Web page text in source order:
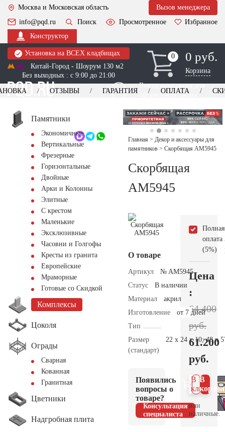
Москва и Московская область
Вызов менеджера
info@pqd.ru
Поиск Просмотренное
Избранное
Конструктор
Установка на ВСЕХ кладбищах
Китай-Город - Шоурум 130 м2
Без выходных : с 9:00 до 21:00
0
0 0 руб.
Корзина
Выезд менеджера для
оформления заказа
+7 (495) 518-44-23
Обратный звонок
ОТЗЫВЫ ГАРАНТИЯ ОПЛАТА
Памятники
Экономичные
Вертикальные
Фрезерные
Горизонтальные
Двойные
Арки и Колонны
Элитные
С крестом
Маленькие
Эксклюзивные
Часовни и Голгофы
Кресты из гранита
Европейские
Мраморные
Готовые со Скидкой
Комплексы
Цоколя
Ограды
Сварная
Кованная
Гранитная
Цветники
Надгробная плита
Главная > Декор и аксессуары для
памятников > Скорбящая AM5945
Скорбящая
AM5945
О товаре
Артикул
№ AM5945
Статус
В наличии
Материал
акрил
Изготовление
от 7 дней
Тип
Размер
(стандарт)
22 х 24 х 10; 48 х
Появились
вопросы о
товаре?
Консультация
специалиста
Полная
оплата
(5%)
Цена
:
64.400
руб.
61.200
руб.
В
В 1
клик
или
наличные.